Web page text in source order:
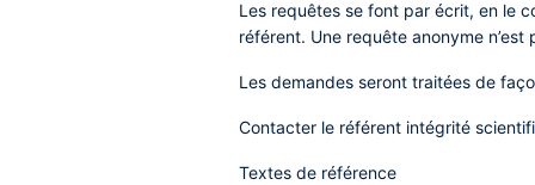
Les requêtes se font par écrit, en le
référent. Une requête anonyme n’est
Les demandes seront traitées de
Contacter le référent intégrité
Textes de référence